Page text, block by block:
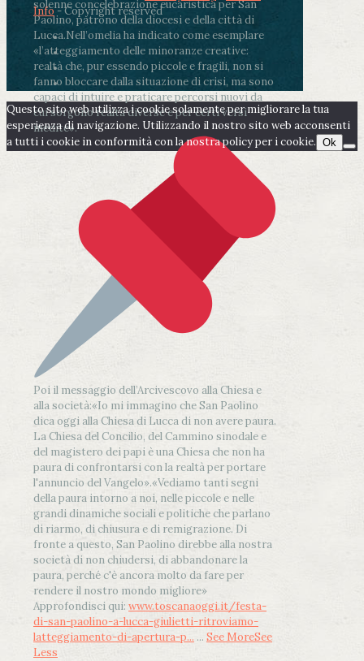
solenne concelebrazione eucaristica per San
Paolino, patrono della diocesi e della città di
Lucca.Nell’omelia ha indicato come esemplare
«l’atteggiamento delle minoranze creative:
realtà che, pur essendo piccole e fragili, non si
fanno bloccare dalla situazione di crisi, ma sono
capaci di intuire e praticare percorsi nuovi da
cui sorgono realtà diverse e per certi versi
inedite».
Poi il messaggio dell’Arcivescovo alla Chiesa e
alla società:«Io mi immagino che San Paolino
dica oggi alla Chiesa di Lucca di non avere paura.
La Chiesa del Concilio, del Cammino sinodale e
del magistero dei papi è una Chiesa che non ha
paura di confrontarsi con la realtà per portare
l'annuncio del Vangelo».«Vediamo tanti segni
della paura intorno a noi, nelle piccole e nelle
grandi dinamiche sociali e politiche che parlano
di riarmo, di chiusura e di remigrazione. Di
fronte a questo, San Paolino direbbe alla nostra
società di non chiudersi, di abbandonare la
paura, perché c'è ancora molto da fare per
rendere il nostro mondo migliore»
Approfondisci qui: www.toscanaoggi.it/festa-
di-san-paolino-a-lucca-giulietti-ritroviamo-
latteggiamento-di-apertura-p... ... See MoreSee
Less
Info- Copyright reserved
Questo sito web utilizza i cookie solamente per migliorare la tua
esperienza di navigazione. Utilizzando il nostro sito web acconsenti
a tutti i cookie in conformità con la nostra policy per i cookie. Ok